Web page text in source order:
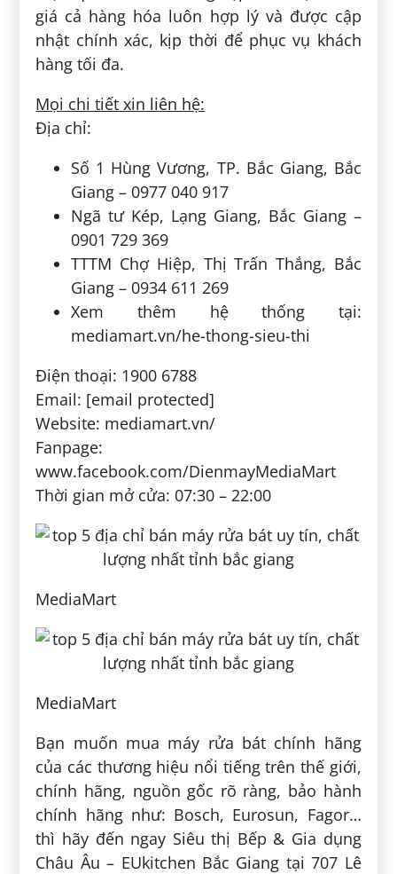
giá cả hàng hóa luôn hợp lý và được cập
nhật chính xác, kịp thời để phục vụ khách
hàng tối đa.
Mọi chi tiết xin liên hệ:
Địa chỉ:
Số 1 Hùng Vương, TP. Bắc Giang, Bắc
Giang – 0977 040 917
Ngã tư Kép, Lạng Giang, Bắc Giang –
0901 729 369
TTTM Chợ Hiệp, Thị Trấn Thắng, Bắc
Giang – 0934 611 269
Xem thêm hệ thống tại:
mediamart.vn/he-thong-sieu-thi
Điện thoại: 1900 6788
Email: [email protected]
Website: mediamart.vn/
Fanpage:
www.facebook.com/DienmayMediaMart
Thời gian mở cửa: 07:30 – 22:00
MediaMart
MediaMart
Bạn muốn mua máy rửa bát chính hãng
của các thương hiệu nổi tiếng trên thế giới,
chính hãng, nguồn gốc rõ ràng, bảo hành
chính hãng như: Bosch, Eurosun, Fagor…
thì hãy đến ngay Siêu thị Bếp & Gia dụng
Châu Âu – EUkitchen Bắc Giang tại 707 Lê